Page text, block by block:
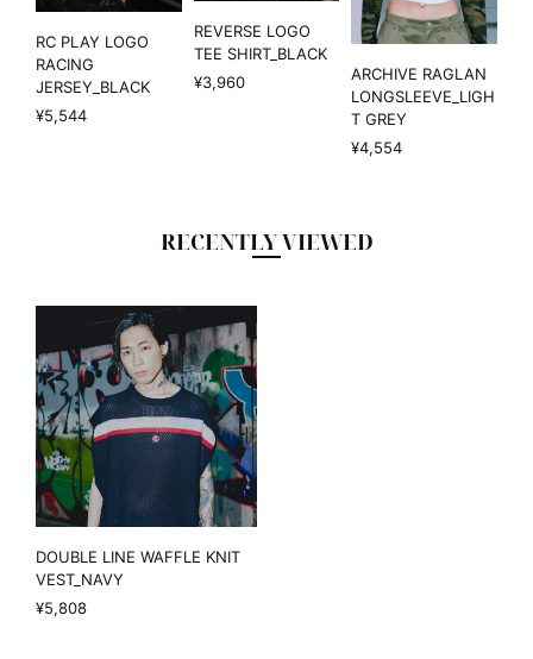
RC PLAY LOGO
RACING
JERSEY_BLACK
¥5,544
REVERSE LOGO
TEE SHIRT_BLACK
¥3,960
ARCHIVE RAGLAN
LONGSLEEVE_LIGH
T GREY
¥4,554
RECENTLY VIEWED
DOUBLE LINE WAFFLE KNIT
VEST_NAVY
¥5,808